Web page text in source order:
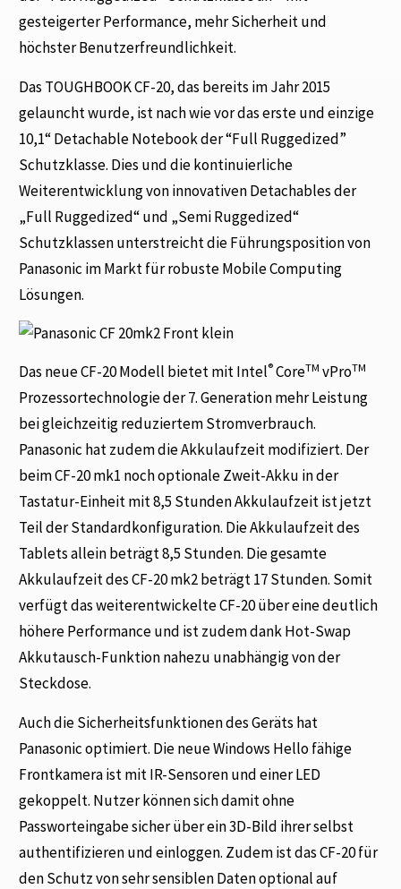
gesteigerter Performance, mehr Sicherheit und
höchster Benutzerfreundlichkeit.
Das TOUGHBOOK CF-20, das bereits im Jahr 2015
gelauncht wurde, ist nach wie vor das erste und einzige
10,1“ Detachable Notebook der “Full Ruggedized”
Schutzklasse. Dies und die kontinuierliche
Weiterentwicklung von innovativen Detachables der
„Full Ruggedized“ und „Semi Ruggedized“
Schutzklassen unterstreicht die Führungsposition von
Panasonic im Markt für robuste Mobile Computing
Lösungen.
Das neue CF-20 Modell bietet mit Intel®CoreTM vProTM
Prozessortechnologie der 7. Generation mehr Leistung
bei gleichzeitig reduziertem Stromverbrauch.
Panasonic hat zudem die Akkulaufzeit modifiziert. Der
beim CF-20 mk1 noch optionale Zweit-Akku in der
Tastatur-Einheit mit 8,5 Stunden Akkulaufzeit ist jetzt
Teil der Standardkonfiguration. Die Akkulaufzeit des
Tablets allein beträgt 8,5 Stunden. Die gesamte
Akkulaufzeit des CF-20 mk2 beträgt 17 Stunden. Somit
verfügt das weiterentwickelte CF-20 über eine deutlich
höhere Performance und ist zudem dank Hot-Swap
Akkutausch-Funktion nahezu unabhängig von der
Steckdose.
Auch die Sicherheitsfunktionen des Geräts hat
Panasonic optimiert. Die neue Windows Hello fähige
Frontkamera ist mit IR-Sensoren und einer LED
gekoppelt. Nutzer können sich damit ohne
Passworteingabe sicher über ein 3D-Bild ihrer selbst
authentifizieren und einloggen. Zudem ist das CF-20 für
den Schutz von sehr sensiblen Daten optional auf